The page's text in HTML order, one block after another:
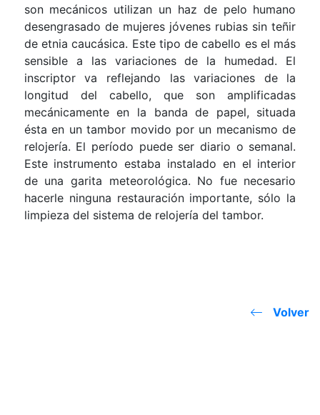
son mecánicos utilizan un haz de pelo humano
desengrasado de mujeres jóvenes rubias sin teñir
de etnia caucásica. Este tipo de cabello es el más
sensible a las variaciones de la humedad. El
inscriptor va reflejando las variaciones de la
longitud del cabello, que son amplificadas
mecánicamente en la banda de papel, situada
ésta en un tambor movido por un mecanismo de
relojería. El período puede ser diario o semanal.
Este instrumento estaba instalado en el interior
de una garita meteorológica. No fue necesario
hacerle ninguna restauración importante, sólo la
limpieza del sistema de relojería del tambor.
Volver